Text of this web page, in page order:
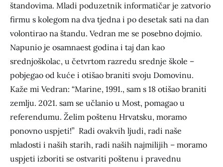
štandovima. Mladi poduzetnik informatičar je zatvorio
firmu s kolegom na dva tjedna i po desetak sati na dan
volontirao na štandu. Vedran me se posebno dojmio.
Napunio je osamnaest godina i taj dan kao
srednjoškolac, u četvrtom razredu srednje škole –
pobjegao od kuće i otišao braniti svoju Domovinu.
Kaže mi Vedran: “Marine, 1991., sam s 18 otišao braniti
zemlju. 2021. sam se učlanio u Most, pomagao u
referendumu. Želim poštenu Hrvatsku, moramo
ponovno uspjeti!” Radi ovakvih ljudi, radi naše
mladosti i naših starih, radi naših najmilijih – moramo
uspjeti izboriti se ostvariti poštenu i pravednu